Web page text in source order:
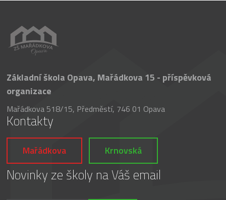
Základní škola Opava, Mařádkova 15 - příspěvková
organizace
Mařádkova 518/15, Předměstí, 746 01 Opava
Kontakty
Mařádkova Krnovská
Novinky ze školy na Váš email